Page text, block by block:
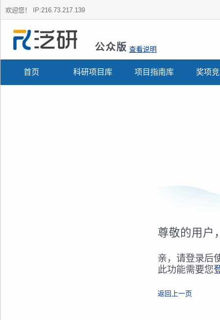
欢迎您！ IP:216.73.217.139
公众版 查看说明
首页 科研项目库 项目指南库 奖项
尊敬的用户
亲，请登录后
此功能需要您
返回上一页